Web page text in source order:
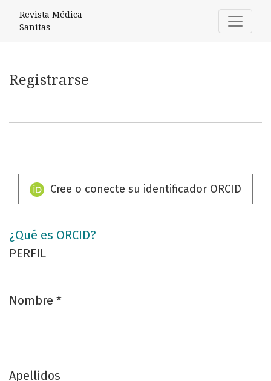
Revista Médica
Sanitas
Registrarse
Cree o conecte su identificador ORCID
¿Qué es ORCID?
PERFIL
Nombre *
Apellidos